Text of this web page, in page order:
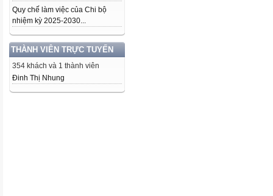
Quy chế làm việc của Chi bộ
nhiệm kỳ 2025-2030...
THÀNH VIÊN TRỰC TUYẾN
354 khách và 1 thành viên
Đinh Thị Nhung